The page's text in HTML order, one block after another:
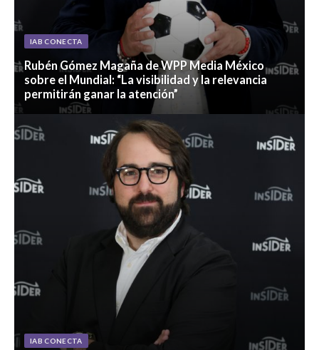
IAB CONECTA
Rubén Gómez Magaña de WPP Media México
sobre el Mundial: “La visibilidad y la relevancia
permitirán ganar la atención”
IAB CONECTA